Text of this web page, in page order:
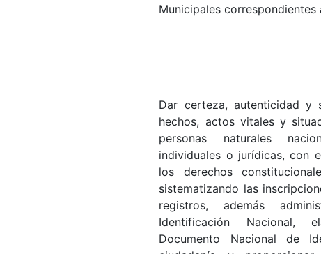
Municipales correspondientes
Dar certeza, autenticidad y
hechos, actos vitales y
personas naturales
individuales o jurídicas, con
los derechos
sistematizando las
registros, además
Identificación
Documento Nacional de